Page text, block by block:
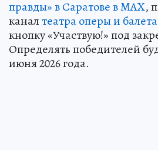
правды» в Саратове в MAX,
каналтеатра оперы и
кнопку «Участвую!» под
Определять победителей
июня 2026 года.